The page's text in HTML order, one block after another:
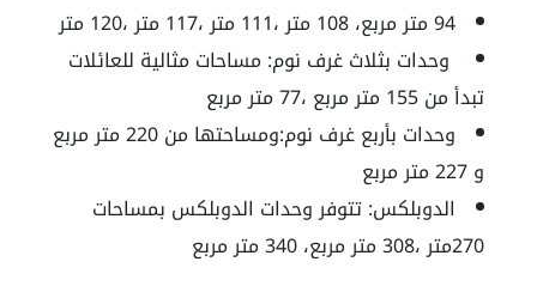
94متر مربع،108 متر،111 متر،117 متر،120
متر
وحدات بثلاث غرف نوم: مساحات مثالية للعائلات
تبدأ من155 متر مربع ،77
متر مربع
وحدات بأربع غرف نوم:ومساحتها من220متر مربع
و227متر مربع
الدوبلكس:تتوفر وحدات الدوبلكس بمساحات
270متر،308 متر مربع،340متر مربع